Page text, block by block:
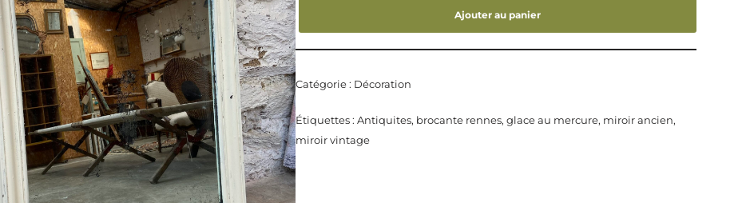
Ajouter au panier
Catégorie : Décoration
Étiquettes :Antiquites, brocante rennes,glace au mercure, miroir ancien,
miroir vintage